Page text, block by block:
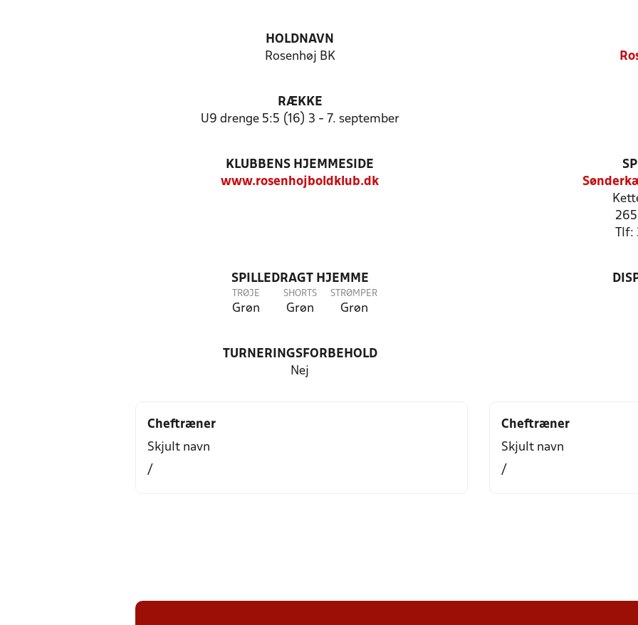
HOLDNAVN
Rosenhøj BK
RÆKKE
U9 drenge 5:5 (16) 3 - 7. september
KLUBBENS HJEMMESIDE
www.rosenhojboldklub.dk
SPILLEDRAGT HJEMME
TRØJE
Grøn
SHORTS
Grøn
STRØMPER
Grøn
TURNERINGSFORBEHOLD
Nej
Cheftræner
Skjult navn
/
Cheftræner
Skjult navn
/